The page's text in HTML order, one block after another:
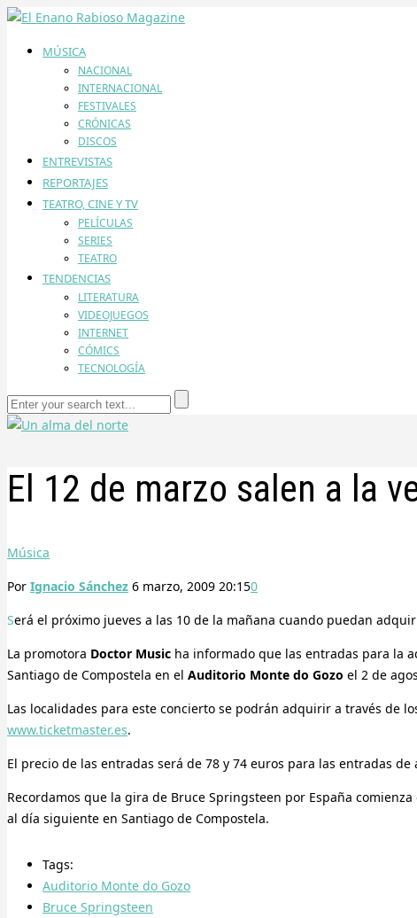
MÚSICA
NACIONAL
INTERNACIONAL
FESTIVALES
CRÓNICAS
DISCOS
ENTREVISTAS
REPORTAJES
TEATRO, CINE Y TV
PELÍCULAS
SERIES
TEATRO
TENDENCIAS
LITERATURA
VIDEOJUEGOS
INTERNET
CÓMICS
TECNOLOGÍA
El 12 de marzo salen a la
Música
Por Ignacio Sánchez 6 marzo, 2009 20:150
Será el próximo jueves a las 10 de la mañana cuando puedan
La promotora Doctor Music ha informado que las entradas para la
Santiago de Compostela en el Auditorio Monte do Gozo el 2 de
Las localidades para este concierto se podrán adquirir a través de
www.ticketmaster.es.
El precio de las entradas será de 78 y 74 euros para las entradas
Recordamos que la gira de Bruce Springsteen por España
al día siguiente en Santiago de Compostela.
Tags:
Auditorio Monte do Gozo
Bruce Springsteen